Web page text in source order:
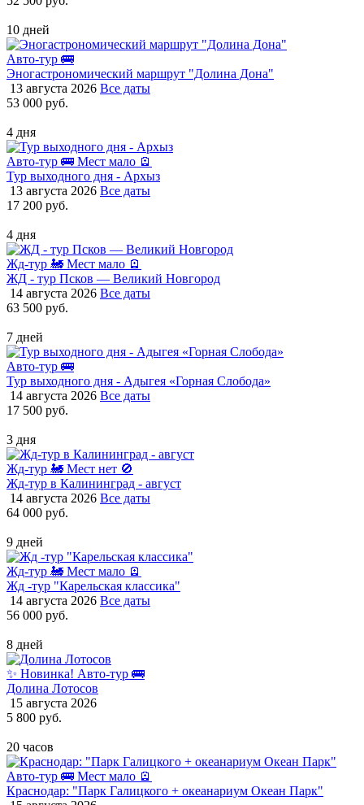
10 дней
Авто-тур 🚌
Эногастрономический маршрут "Долина Дона"
13 августа 2026 Все даты
53 000 руб.
4 дня
Авто-тур 🚌 Мест мало 🪫
Тур выходного дня - Архыз
13 августа 2026 Все даты
17 200 руб.
4 дня
Жд-тур 🚂 Мест мало 🪫
ЖД - тур Псков — Великий Новгород
14 августа 2026 Все даты
63 500 руб.
7 дней
Авто-тур 🚌
Тур выходного дня - Адыгея «Горная Слобода»
14 августа 2026 Все даты
17 500 руб.
3 дня
Жд-тур 🚂 Мест нет 🚫
Жд-тур в Калининград - август
14 августа 2026 Все даты
64 000 руб.
9 дней
Жд-тур 🚂 Мест мало 🪫
Жд -тур "Карельская классика"
14 августа 2026 Все даты
56 000 руб.
8 дней
✨ Новинка! Авто-тур 🚌
Долина Лотосов
15 августа 2026
5 800 руб.
20 часов
Авто-тур 🚌 Мест мало 🪫
Краснодар: "Парк Галицкого + океанариум Океан Парк"